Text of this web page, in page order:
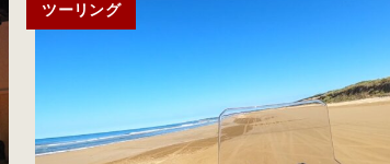
ツーリング